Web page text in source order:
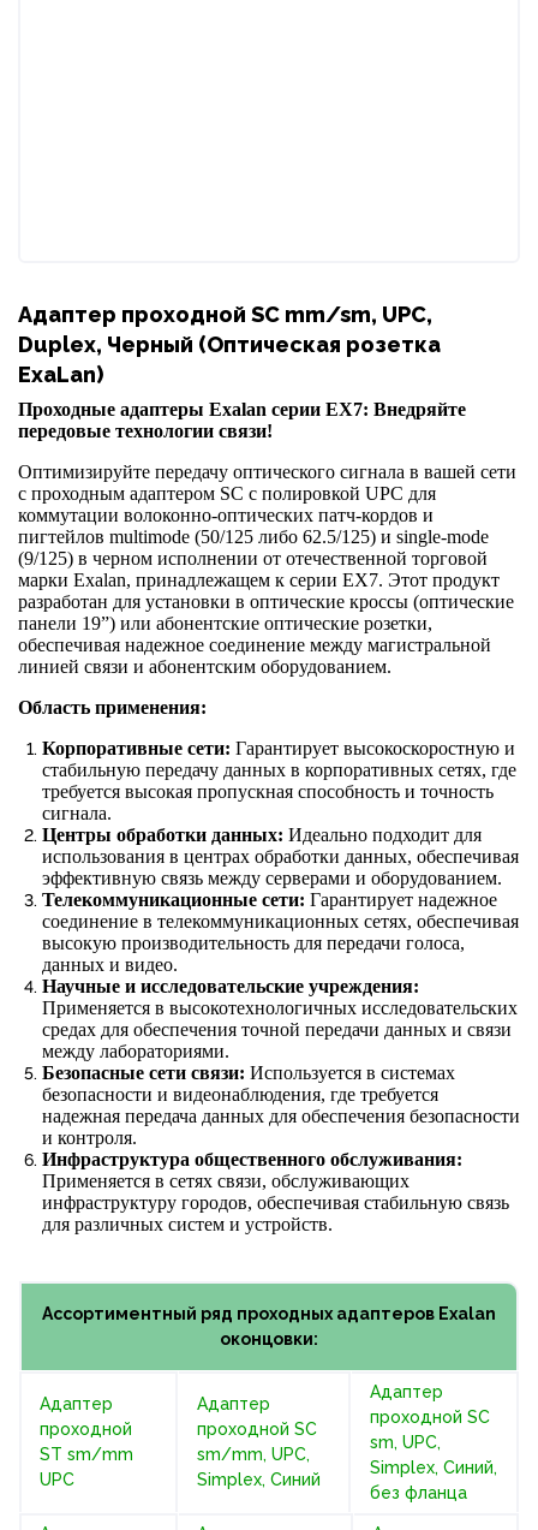
Адаптер проходной SC mm/sm, UPC,
Duplex, Черный (Оптическая розетка
ExaLan)
Проходные адаптеры Exalan серии EX7: Внедряйте
передовые технологии связи!
Оптимизируйте передачу оптического сигнала в вашей сети
с проходным адаптером SC с полировкой UPC для
коммутации волоконно-оптических патч-кордов и
пигтейлов multimode (50/125 либо 62.5/125) и single-mode
(9/125) в черном исполнении от отечественной торговой
марки Exalan, принадлежащем к серии EX7. Этот продукт
разработан для установки в оптические кроссы (оптические
панели 19”) или абонентские оптические розетки,
обеспечивая надежное соединение между магистральной
линией связи и абонентским оборудованием.
Область применения:
Корпоративные сети: Гарантирует высокоскоростную и
стабильную передачу данных в корпоративных сетях, где
требуется высокая пропускная способность и точность
сигнала.
Центры обработки данных: Идеально подходит для
использования в центрах обработки данных, обеспечивая
эффективную связь между серверами и оборудованием.
Телекоммуникационные сети: Гарантирует надежное
соединение в телекоммуникационных сетях, обеспечивая
высокую производительность для передачи голоса,
данных и видео.
Научные и исследовательские учреждения:
Применяется в высокотехнологичных исследовательских
средах для обеспечения точной передачи данных и связи
между лабораториями.
Безопасные сети связи: Используется в системах
безопасности и видеонаблюдения, где требуется
надежная передача данных для обеспечения безопасности
и контроля.
Инфраструктура общественного обслуживания:
Применяется в сетях связи, обслуживающих
инфраструктуру городов, обеспечивая стабильную связь
для различных систем и устройств.
Ассортиментный ряд проходных адаптеров Exalan
оконцовки:
Адаптер
проходной
ST sm/mm
UPC
Адаптер
проходной SC
sm/mm, UPC,
Simplex, Синий
Адаптер
проходной SC
sm, UPC,
Simplex, Синий,
без фланца